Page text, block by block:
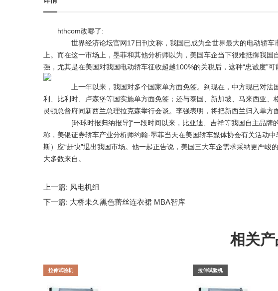
hthcom改哪了:
世界经济论坛官网17日刊文称，我国已成为全世界最大的电动轿车
上。而在这一市场上，墨菲和其他分析师以为，美国车企当下很难抵御我
强，尤其是在美国对我国电动轿车征收超越100%的关税后，这种“忠诚度”可
上一年以来，我国对多个国家单方面免签。到现在，中方现已对法
利、比利时、卢森堡等国实施单方面免签；还与泰国、新加坡、马来西亚
灵顿总督府同新西兰总理拉克森举行会谈。李强表明，将把新西兰归入单方
[环球时报归纳报导]“一段时间以来，比亚迪、吉祥等我国自主品牌
称，美银证券轿车产业分析师约翰·墨菲当天在美国轿车媒体协会有关活动
斯）应“赶快”退出我国市场。他一起正告说，美国三大车企需求采纳更严
大多数来自。
上一篇: 风电机组
下一篇: 大桥未久黑色蕾丝连衣裙 MBA智库
相关产
拉伸试验机 拉伸试验机